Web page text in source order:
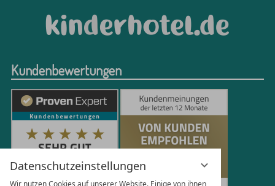
Datenschutzeinstellungen
Wir nutzen Cookies auf unserer Website. Einige von ihnen
Kundenbewertungen